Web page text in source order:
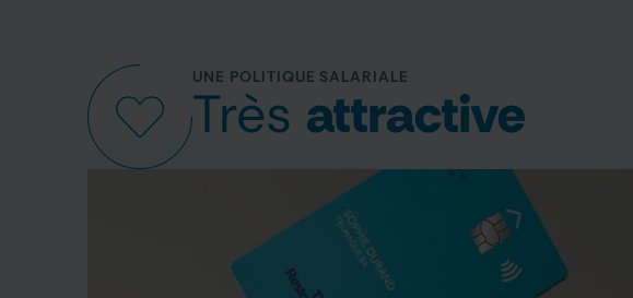
UNE POLITIQUE SALARIALE
Très attractive